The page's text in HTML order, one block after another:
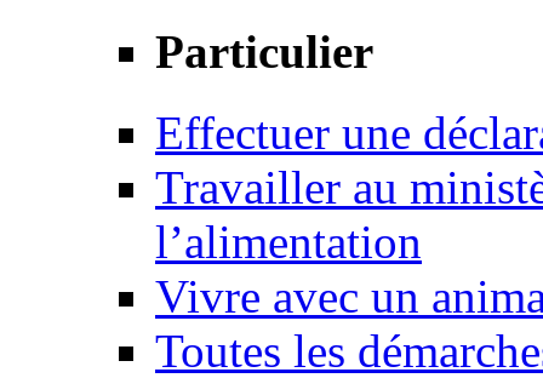
Particulier
Effectuer une
Travailler au
l’alimentation
Vivre avec un
Toutes les